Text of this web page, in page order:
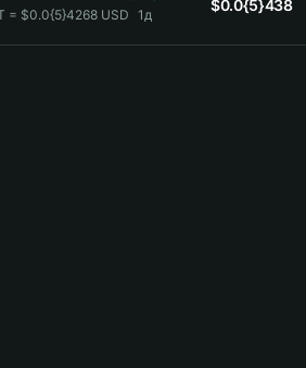
= $0.0{5}4268 USD 1д
$0.0{5}438